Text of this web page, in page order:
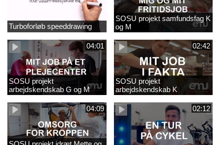
Turboforløb speeddrawing
SOSU projekt samfundsfag K
og M
04:01
SOSU projekt
arbejdskendskab G og M
02:42
SOSU projekt
arbejdskendskab K
04:09 02:12